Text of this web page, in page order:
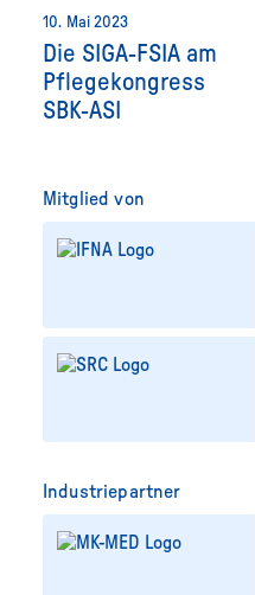
10. Mai 2023
Die SIGA-FSIA am
Pflegekongress
SBK-ASI
Mitglied von
Industriepartner